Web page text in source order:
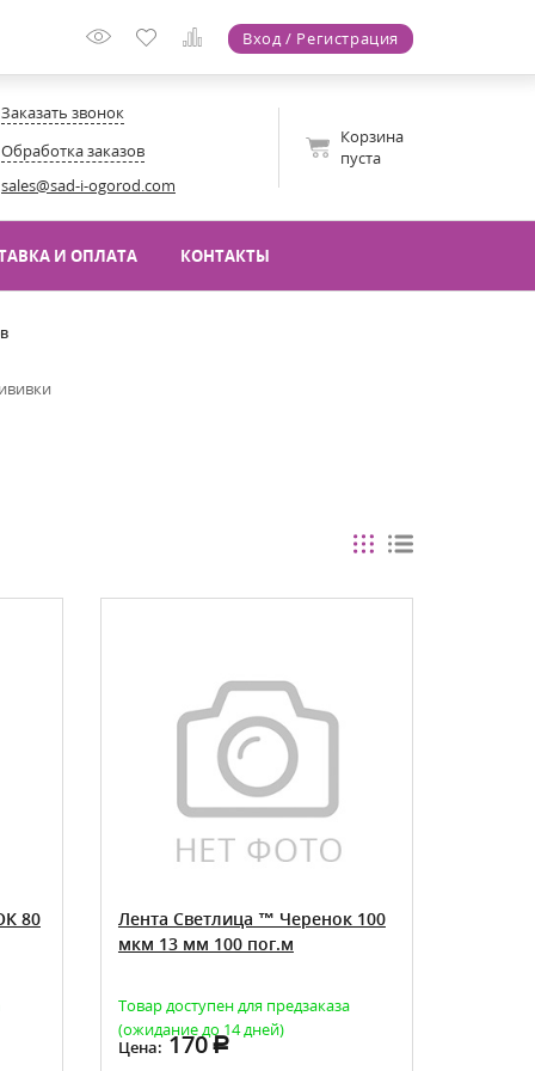
Вход / Регистрация
Заказать звонок
Обработка заказов
sales@sad-i-ogorod.com
Корзина
пуста
И ОПЛАТА КОНТАКТЫ
80
Лента Светлица ™ Черенок 100
мкм 13 мм 100 пог.м
Товар доступен для предзаказа
(ожидание до 14 дней)
Цена: 170